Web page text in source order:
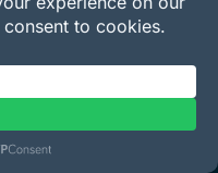
de
să folosiți cel mai
digitale cu